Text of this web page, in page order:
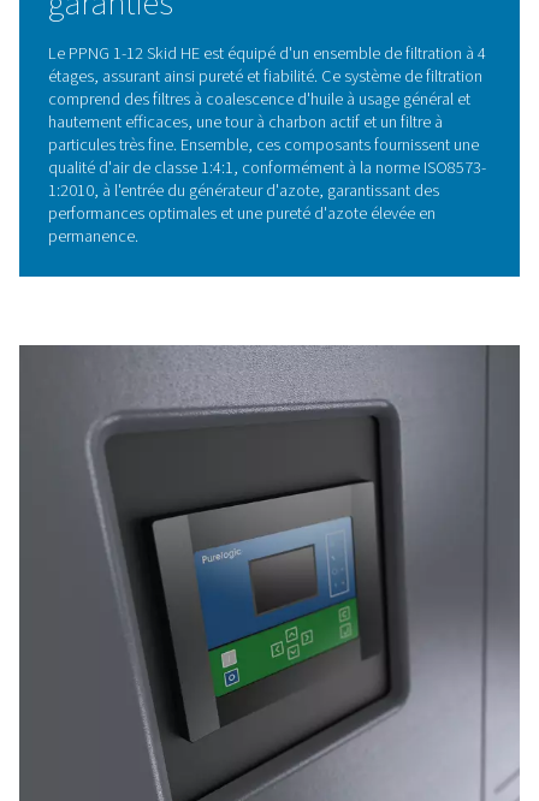
CARACTÉRISTIQUES PRINCIPALES
Compresseur à vitesse
avec sécheur frigorifique
Le PPNG 1-12 Skid HE est équipé d'un compresseur à
variable avec sécheur frigorifique intégré, conçu pour
au mieux à la demande d'air grâce au réglage
fonctionnement très silencieux, tandis que la
compacte bénéficie du sécheur frigorifique intégré, ce
le système à la fois peu encombrant et très efficace.